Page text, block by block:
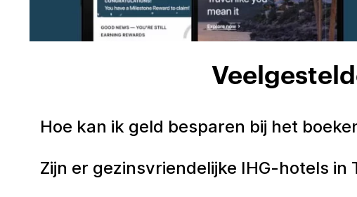
Hoe kan ik geld besparen bij het
Zijn er gezinsvriendelijke IHG-hotels in